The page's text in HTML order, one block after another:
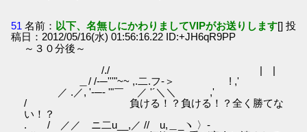
51 名前： 以下、名無しにかわりましてVIPがお送りします[] 投
稿日：2012/05/16(水) 01:56:16.22 ID:+JH6qR9PP
～３０分後～
/./ | |
＿/ /-─'''"~~ ,.二.フ-＞ ! ,'
／ .／, '-─‐ '"￣ ／ '´＼＼ ,'
/ 負ける！？負ける！？全く勝てな
い！？
. / ／／ ニ二u__,／ // u,＿_ヽ 〉-